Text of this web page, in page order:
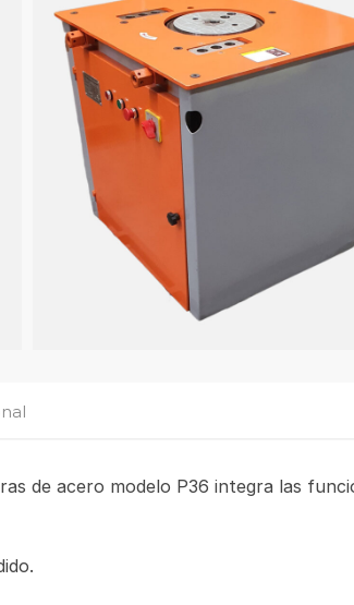
de acero modelo P36 integra las